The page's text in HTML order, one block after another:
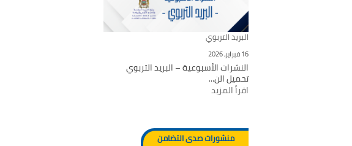
البريد التربوي
16 فبراير، 2026
النشرات الأسبوعية – البريد التربوي
تحميل الن...
اقرأ المزيد
منشورات صدى التضامن